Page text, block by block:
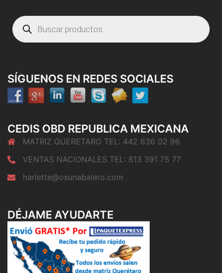
Búsqueda
de
productos
SÍGUENOS EN REDES SOCIALES
CEDIS OBD REPUBLICA MEXICANA
MATRIZ QUERETARO TEL: 442 636 02 96
VENTAS NACIONALES TEL: 813 391 75 77
harlette@osunabalero.com
DÉJAME AYUDARTE